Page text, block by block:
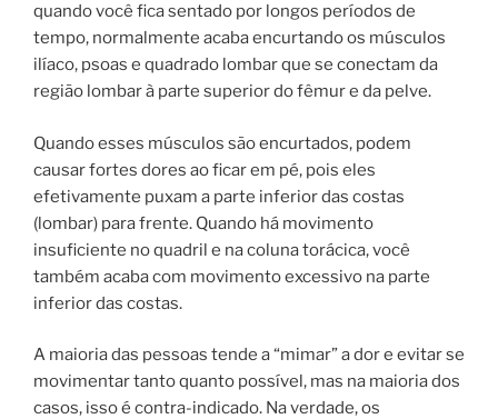
quando você fica sentado por longos períodos de
tempo, normalmente acaba encurtando os músculos
ilíaco, psoas e quadrado lombar que se conectam da
região lombar à parte superior do fêmur e da pelve.
Quando esses músculos são encurtados, podem
causar fortes dores ao ficar em pé, pois eles
efetivamente puxam a parte inferior das costas
(lombar) para frente. Quando há movimento
insuficiente no quadril e na coluna torácica, você
também acaba com movimento excessivo na parte
inferior das costas.
A maioria das pessoas tende a “mimar” a dor e evitar se
movimentar tanto quanto possível, mas na maioria dos
casos, isso é contra-indicado. Na verdade, os